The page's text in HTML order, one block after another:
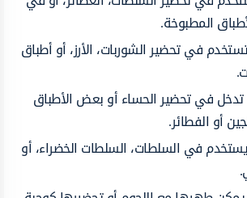
المطبوخة.
في تحضير الشوربات، الأرز، أو أطباق
في تحضير الحساء أو بعض الأطباق
أو الفطائر.
في السلطات، السلطات الخضراء، أو